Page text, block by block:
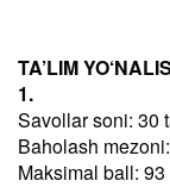
TA’LIM
1.
Savollar soni: 30
Baholash
Maksimal ball: 93